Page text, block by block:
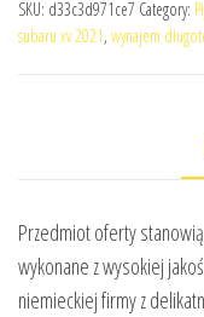
SKU: d33c3d971ce7 Category:
subaru xv 2021, wynajem
Przedmiot oferty
wykonane z wysokiej
niemieckiej firmy z